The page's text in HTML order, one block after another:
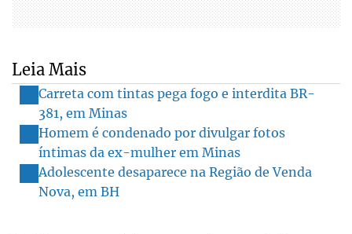
Leia Mais
Carreta com tintas pega fogo e interdita BR-
381, em Minas
Homem é condenado por divulgar fotos
íntimas da ex-mulher em Minas
Adolescente desaparece na Região de Venda
Nova, em BH